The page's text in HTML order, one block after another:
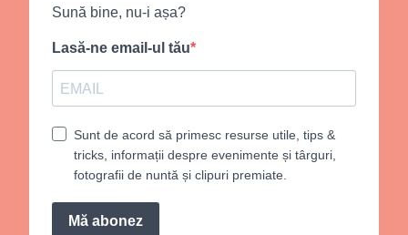
Sună bine, nu-i așa?
Lasă-ne email-ul tău
Sunt de acord să primesc resurse utile, tips &
tricks, informații despre evenimente și târguri,
fotografii de nuntă și clipuri premiate.
Mă abonez